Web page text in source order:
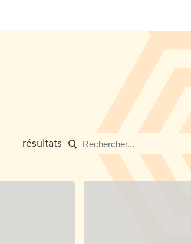
résultats